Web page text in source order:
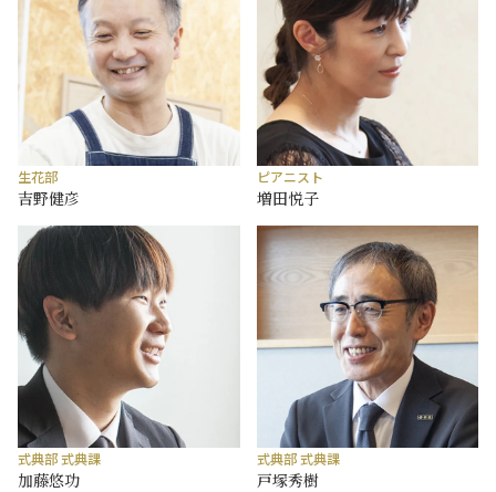
生花部
吉野健彦
ピアニスト
増田悦子
式典部 式典課
加藤悠功
式典部 式典課
戸塚秀樹